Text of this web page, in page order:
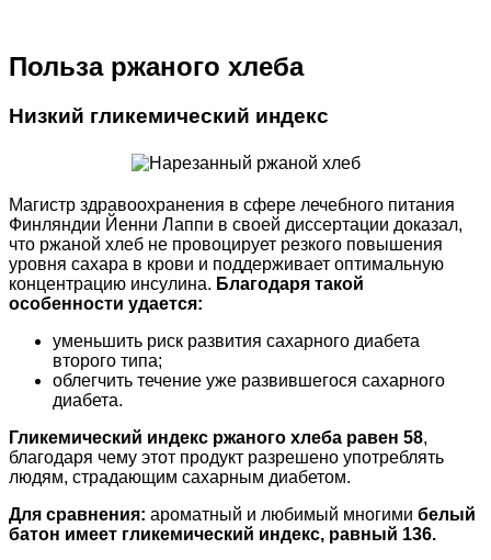
Польза ржаного хлеба
Низкий гликемический индекс
Магистр здравоохранения в сфере лечебного питания
Финляндии Йенни Лаппи в своей диссертации доказал,
что ржаной хлеб не провоцирует резкого повышения
уровня сахара в крови и поддерживает оптимальную
концентрацию инсулина. Благодаря такой
особенности удается:
уменьшить риск развития сахарного диабета
второго типа;
облегчить течение уже развившегося сахарного
диабета.
Гликемический индекс ржаного хлеба равен 58,
благодаря чему этот продукт разрешено употреблять
людям, страдающим сахарным диабетом.
Для сравнения: ароматный и любимый многими белый
батон имеет гликемический индекс, равный 136.